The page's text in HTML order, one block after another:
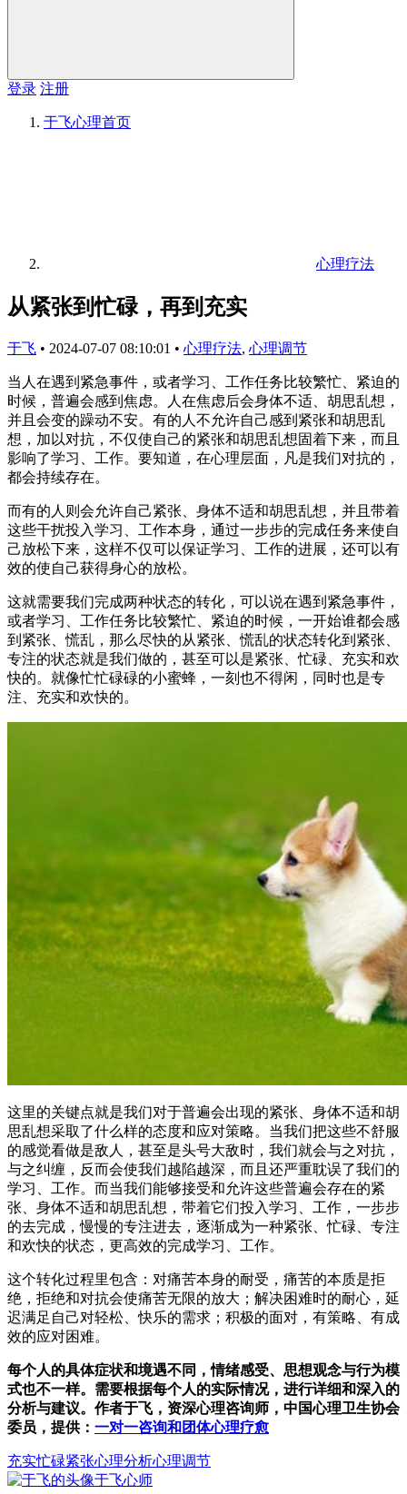
登录 注册
于飞心理首页
心理疗法
从紧张到忙碌，再到充实
于飞 • 2024-07-07 08:10:01 • 心理疗法, 心理调节
当人在遇到紧急事件，或者学习、工作任务比较繁忙、紧迫的
时候，普遍会感到焦虑。人在焦虑后会身体不适、胡思乱想，
并且会变的躁动不安。有的人不允许自己感到紧张和胡思乱
想，加以对抗，不仅使自己的紧张和胡思乱想固着下来，而且
影响了学习、工作。要知道，在心理层面，凡是我们对抗的，
都会持续存在。
而有的人则会允许自己紧张、身体不适和胡思乱想，并且带着
这些干扰投入学习、工作本身，通过一步步的完成任务来使自
己放松下来，这样不仅可以保证学习、工作的进展，还可以有
效的使自己获得身心的放松。
这就需要我们完成两种状态的转化，可以说在遇到紧急事件，
或者学习、工作任务比较繁忙、紧迫的时候，一开始谁都会感
到紧张、慌乱，那么尽快的从紧张、慌乱的状态转化到紧张、
专注的状态就是我们做的，甚至可以是紧张、忙碌、充实和欢
快的。就像忙忙碌碌的小蜜蜂，一刻也不得闲，同时也是专
注、充实和欢快的。
这里的关键点就是我们对于普遍会出现的紧张、身体不适和胡
思乱想采取了什么样的态度和应对策略。当我们把这些不舒服
的感觉看做是敌人，甚至是头号大敌时，我们就会与之对抗，
与之纠缠，反而会使我们越陷越深，而且还严重耽误了我们的
学习、工作。而当我们能够接受和允许这些普遍会存在的紧
张、身体不适和胡思乱想，带着它们投入学习、工作，一步步
的去完成，慢慢的专注进去，逐渐成为一种紧张、忙碌、专注
和欢快的状态，更高效的完成学习、工作。
这个转化过程里包含：对痛苦本身的耐受，痛苦的本质是拒
绝，拒绝和对抗会使痛苦无限的放大；解决困难时的耐心，延
迟满足自己对轻松、快乐的需求；积极的面对，有策略、有成
效的应对困难。
每个人的具体症状和境遇不同，情绪感受、思想观念与行为模
式也不一样。需要根据每个人的实际情况，进行详细和深入的
分析与建议。作者于飞，资深心理咨询师，中国心理卫生协会
委员，提供： 一对一咨询和团体心理疗愈
充实忙碌紧张心理分析心理调节
于飞心师